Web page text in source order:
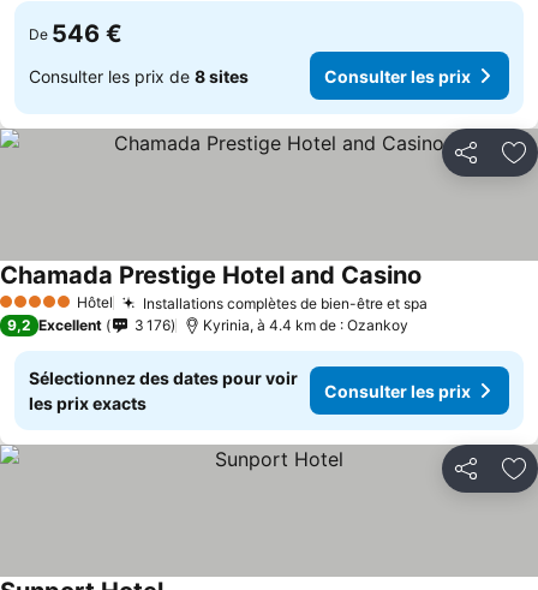
De 546 €
Consulter les prix de 8 sites Consulter les prix
Partager
5 Étoiles Hôtel Installations complètes de bien-être et spa
Chamada Prestige Hotel and Casino
9,2 Excellent 3 176 Kyrinia, à 4.4 km de : Ozankoy
Sélectionnez des dates pour voir
les prix exacts
Consulter les prix
Partager